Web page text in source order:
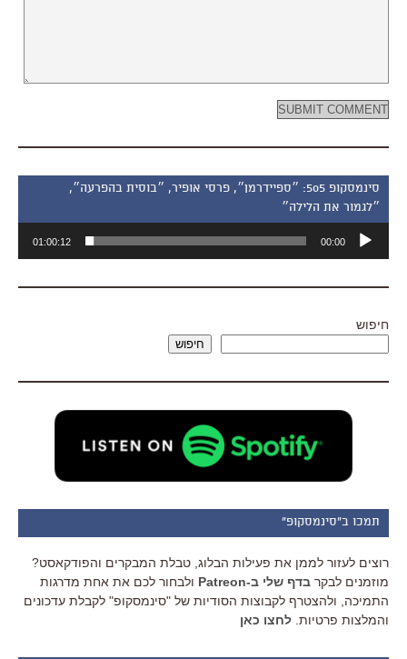
סינמסקופ 505: ״ספיידרמן״, פרסי אופיר, ״בוסית בהפרעה״,
״לגמור את הלילה״
אודיו
00:00
01:00:12
חיפוש
חיפוש
תמכו ב"סינמסקופ"
רוצים לעזור לממן את פעילות הבלוג, טבלת המבקרים והפודקאסט?
מוזמנים לבקר בדף שלי ב-Patreon
ולבחור לכם את אחת מדרגות
התמיכה, ולהצטרף לקבוצות הסודיות של "סינמסקופ" לקבלת עדכונים
והמלצות פרטיות. לחצו כאן